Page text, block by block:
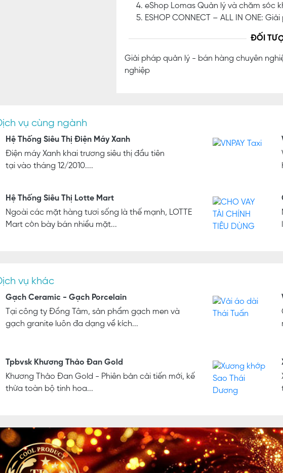
eShop Lomas Quản lý và chăm sóc
ESHOP CONNECT – ALL IN ONE:
ĐỐI
Giải pháp quản lý - bán hàng chuyên
nghiệp
vụ cùng ngành
Hệ Thống Siêu Thị Điện Máy Xanh
Điện máy Xanh khai trương siêu thị đầu tiên
tại vào tháng 12/2010....
Hệ Thống Siêu Thị Lotte Mart
Ngoài các mặt hàng tươi sống là thế mạnh, LOTTE
Mart còn bày bán nhiều mặt...
vụ khác
Gạch Ceramic - Gạch Porcelain
Tại công ty Đồng Tâm, sản phẩm gạch men và
gạch granite luôn đa dạng về kích...
Tpbvsk Khương Thảo Đan Gold
Khương Thảo Đan Gold - Phiên bản cải tiến mới, kế
thừa toàn bộ tinh hoa...